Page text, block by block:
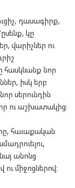
դասագիրք,
կը
վարիչներ ու
հասկնանք նոր
իսկ երբ
սերունդին
ու աշխատակից։
հաւաքական
անոնց
միջոցներով։